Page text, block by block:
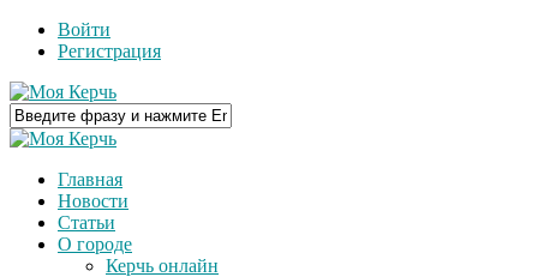
Войти
Регистрация
Главная
Новости
Статьи
О городе
Керчь онлайн